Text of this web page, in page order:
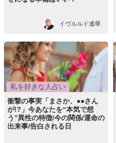
イヴルルド遙華
私を好きな人占い
衝撃の事実「まさか、●●さん
が!?」今あなたを“本気で想
う”異性の特徴/今の関係/運命の
出来事/告白される日